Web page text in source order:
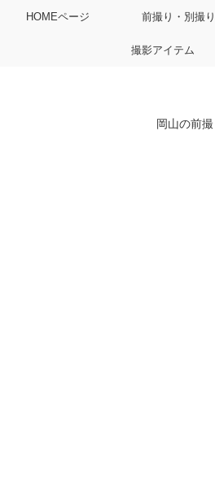
HOMEページ 前撮り・別撮り
撮影アイテム
岡山の前